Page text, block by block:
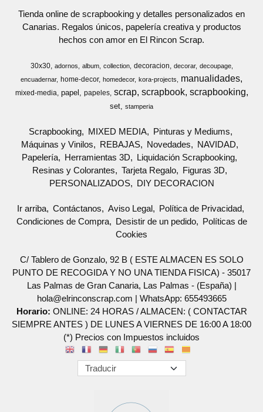
Tienda online de scrapbooking y detalles personalizados en
Canarias. Regalos únicos, papelería creativa y productos
hechos con amor en El Rincon Scrap.
30x30 adornos album collection decoracion decorar
decoupage
encuadernar
home-decor homedecor kora-projects manualidades
mixed-media papel papeles scrap scrapbook scrapbooking
set stamperia
Scrapbooking MIXED MEDIA
Pinturas y Mediums
Máquinas y Vinilos
REBAJAS Novedades
NAVIDAD
Papelería
Herramientas 3D
Liquidación Scrapbooking
Resinas y Colorantes
Tarjeta Regalo
Figuras 3D
PERSONALIZADOS
DIY DECORACION
Ir arriba Contáctanos Aviso Legal
Política de Privacidad
Condiciones de Compra
Desistir de un pedido
Políticas de
Cookies
C/ Tablero de Gonzalo, 92 B ( ESTE ALMACEN ES SOLO
PUNTO DE RECOGIDA Y NO UNA TIENDA FISICA) - 35017
Las Palmas de Gran Canaria, Las Palmas - (España) |
hola@elrinconscrap.com | WhatsApp: 655493665
Horario: ONLINE: 24 HORAS / ALMACEN: ( CONTACTAR
SIEMPRE ANTES ) DE LUNES A VIERNES DE 16:00 A 18:00
(*) Precios con Impuestos incluidos